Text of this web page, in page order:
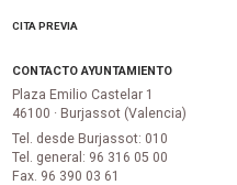
CITA PREVIA
CONTACTO AYUNTAMIENTO
Plaza Emilio Castelar 1
46100 · Burjassot (Valencia)
Tel. desde Burjassot: 010
Tel. general: 96 316 05 00
Fax. 96 390 03 61